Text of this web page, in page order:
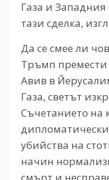
Газа и Западния
тази сделка,
Да се смее ли
Тръмп премести
Авив в
Газа, светът
Съчетанието на
убийства на
начин